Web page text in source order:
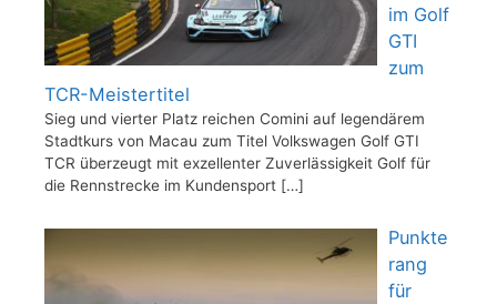
im Golf
GTI
zum
TCR-Meistertitel
Sieg und vierter Platz reichen Comini auf legendärem
Stadtkurs von Macau zum Titel Volkswagen Golf GTI
TCR überzeugt mit exzellenter Zuverlässigkeit Golf für
die Rennstrecke im Kundensport […]
Punkte
rang
für